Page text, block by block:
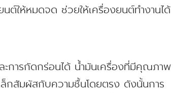
นต์ให้หมดจด ช่วยให้เครื่องยนต์ทำงานได้
ะการกัดกร่อนได้ น้ำมันเครื่องที่มีคุณภาพ
ล็กสัมผัสกับความชื้นโดยตรง ดังนั้นการ